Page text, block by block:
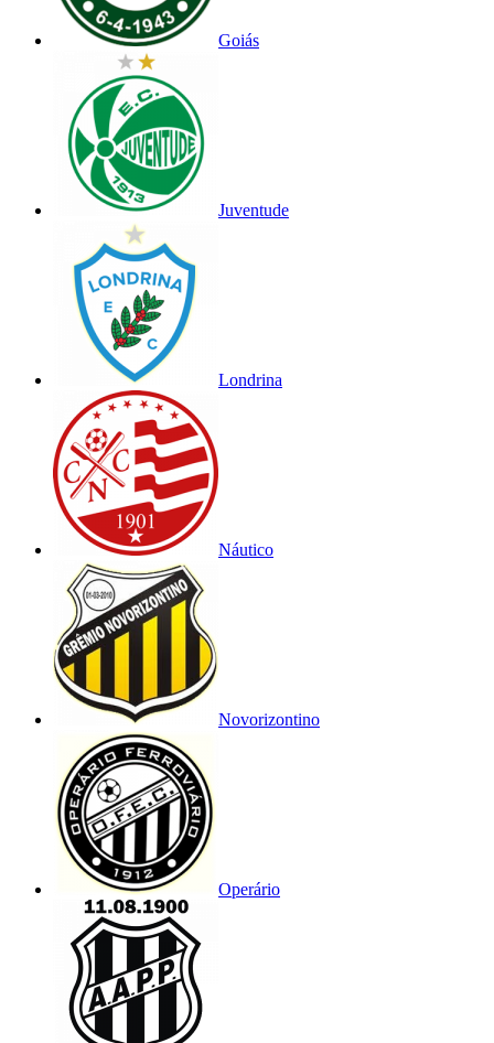
Goiás
Juventude
Londrina
Náutico
Novorizontino
Operário